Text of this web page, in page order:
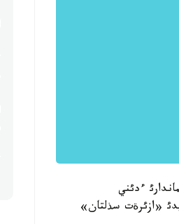
ءدئني
دةپ حابارلايدئ «ازئرةت سذلتان»